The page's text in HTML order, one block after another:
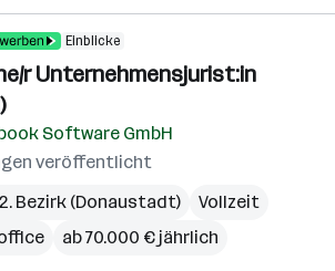
Einblicke
r Unternehmensjurist:in
Software GmbH
veröffentlicht
Bezirk (Donaustadt)
Vollzeit
ab 70.000 € jährlich